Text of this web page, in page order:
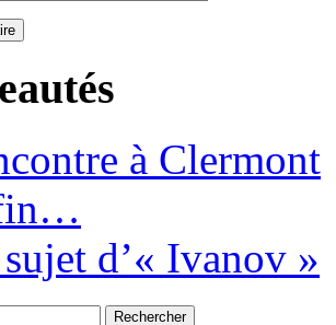
à Clermont
d’« Ivanov »